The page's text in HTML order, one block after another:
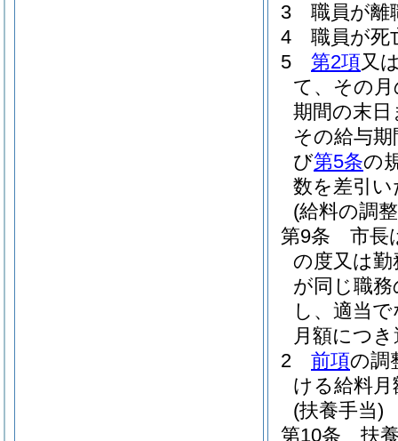
3
職員が離
4
職員が死
5
第2項又
て、その
期間の末
その給与
び第5条の
数を差引
(給料の調
第9条
市長
の度又は勤
が同じ職
し、適当
月額につ
2
前項の調
ける給料
(扶養手当)
第10条
扶